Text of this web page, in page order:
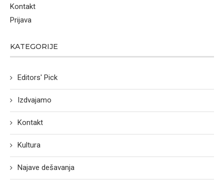
Kontakt
Prijava
KATEGORIJE
Editors' Pick
Izdvajamo
Kontakt
Kultura
Najave dešavanja